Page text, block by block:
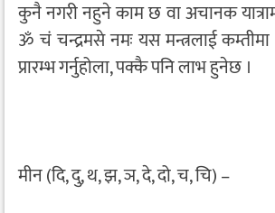
कुनै नगरी नहुने काम छ वा अचानक
ॐ चं चन्द्रमसे नमः यस मन्त्रलाई
प्रारम्भ गर्नुहोला, पक्कै पनि लाभ हुनेछ ।
मीन (दि, दु, थ, झ, ञ, दे, दो, च, चि) –